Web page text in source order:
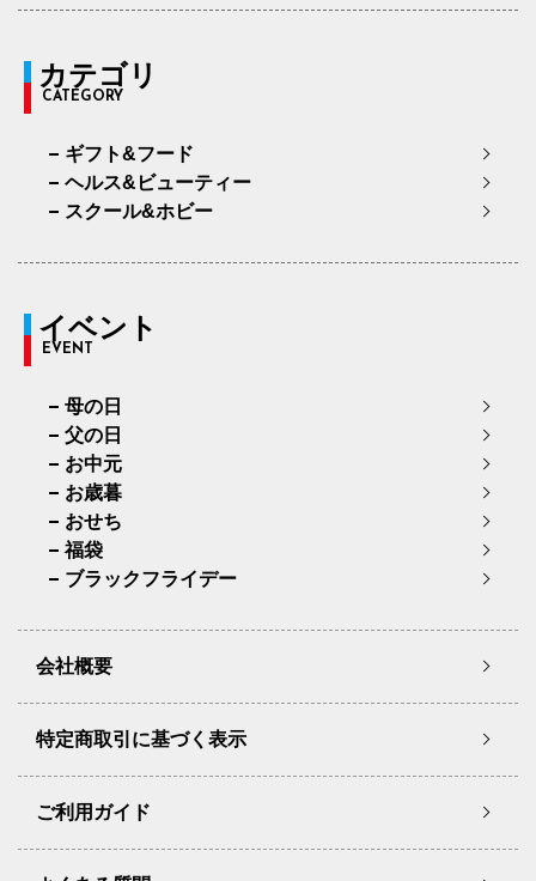
カテゴリ
CATEGORY
ギフト&フード
ヘルス&ビューティー
スクール&ホビー
イベント
EVENT
母の日
父の日
お中元
お歳暮
おせち
福袋
ブラックフライデー
会社概要
特定商取引に基づく表示
ご利用ガイド